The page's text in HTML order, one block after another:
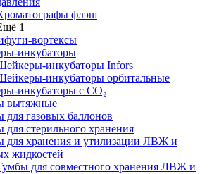
флэш
1
вортексы
инкубаторы
инкубаторы Infors
инкубаторы орбитальные
инкубаторы с CО₂
вытяжные
газовых баллонов
стерильного хранения
хранения и утилизации ЛВЖ и
жидкостей
для совместного хранения ЛВЖ и